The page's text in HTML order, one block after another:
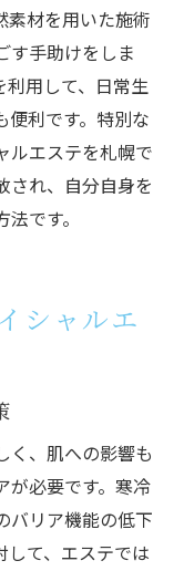
素材を用いた施術
す手助けをしま
利用して、日常生
便利です。特別な
ルエステを札幌で
され、自分自身を
です。
シャルエ
く、肌への影響も
が必要です。寒冷
バリア機能の低下
して、エステでは